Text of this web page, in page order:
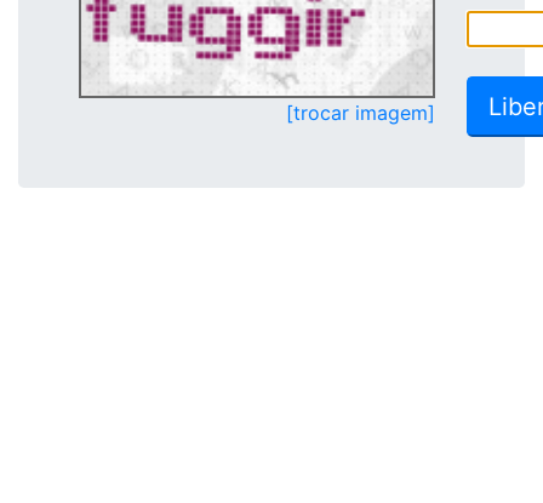
[trocar imagem]